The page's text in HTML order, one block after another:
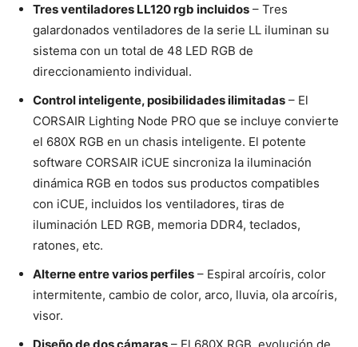
Tres ventiladores LL120 rgb incluidos – Tres
galardonados ventiladores de la serie LL iluminan su
sistema con un total de 48 LED RGB de
direccionamiento individual.
Control inteligente, posibilidades ilimitadas – El
CORSAIR Lighting Node PRO que se incluye convierte
el 680X RGB en un chasis inteligente. El potente
software CORSAIR iCUE sincroniza la iluminación
dinámica RGB en todos sus productos compatibles
con iCUE, incluidos los ventiladores, tiras de
iluminación LED RGB, memoria DDR4, teclados,
ratones, etc.
Alterne entre varios perfiles – Espiral arcoíris, color
intermitente, cambio de color, arco, lluvia, ola arcoíris,
visor.